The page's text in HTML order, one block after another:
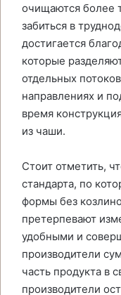
очищаются более
забиться в
достигается
которые
отдельных
направлениях и
время
из чаши.
Стоит отметить,
стандарта, по
формы без
претерпевают
удобными и
производители
часть продукта в
производители